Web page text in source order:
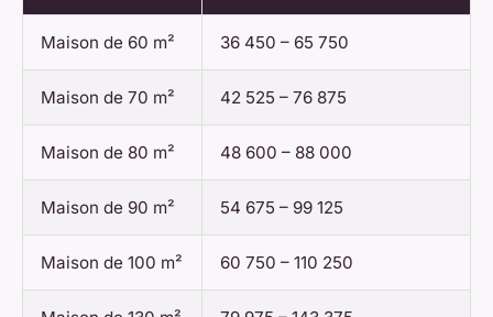
Maison de 60 m² 36 450 – 65 750
Maison de 70 m² 42 525 – 76 875
Maison de 80 m² 48 600 – 88 000
Maison de 90 m² 54 675 – 99 125
Maison de 100 m² 60 750 – 110 250